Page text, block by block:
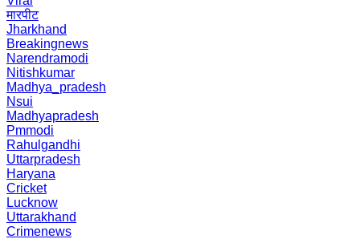
मारपीट
Jharkhand
Breakingnews
Narendramodi
Nitishkumar
Madhya_pradesh
Nsui
Madhyapradesh
Pmmodi
Rahulgandhi
Uttarpradesh
Haryana
Cricket
Lucknow
Uttarakhand
Crimenews